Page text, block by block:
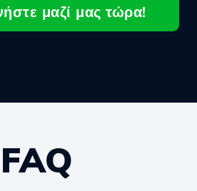
μαζί μας τώρα!
FAQ